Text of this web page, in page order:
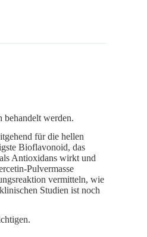
behandelt werden.
für die hellen
Bioflavonoid, das
Antioxidans wirkt und
Pulvermasse
vermitteln, wie
Studien ist noch